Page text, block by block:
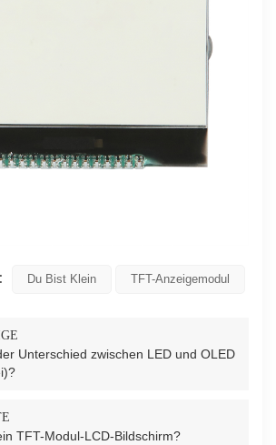
Du Bist Klein TFT-Anzeigemodul
Unterschied zwischen LED und OLED
TFT-Modul-LCD-Bildschirm?